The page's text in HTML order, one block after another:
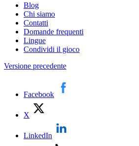
Blog
Chi siamo
Contatti
Domande frequenti
Lingue
Condividi il gioco
Versione precedente
Facebook
X
LinkedIn